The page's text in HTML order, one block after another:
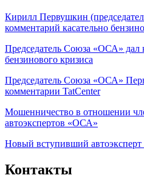
Кирилл Первушкин
комментарий касательно
Председатель Союза «ОСА» дал
бензинового кризиса
Председатель Союза «ОСА»
комментарии TatCenter
Мошенничество в отношении
автоэкспертов «ОСА»
Новый вступивший
Контакты